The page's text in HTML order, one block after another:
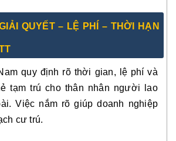
QUYẾT – LỆ PHÍ – THỜI HẠN
quy định rõ thời gian, lệ phí và
tạm trú cho thân nhân người lao
Việc nắm rõ giúp doanh nghiệp
cư trú.